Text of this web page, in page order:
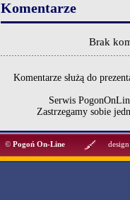
Komentarze
Brak
Komentarze służą do
Serwis
Zastrzegamy sobie
© Pogoń On-Line